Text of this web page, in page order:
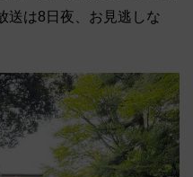
送は8日夜、お見逃しな